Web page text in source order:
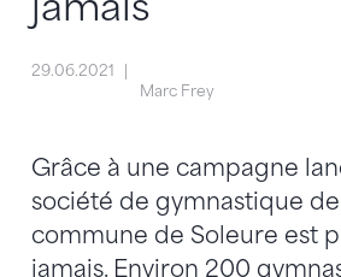
29.06.2021
Marc Frey
Grâce à une campagne
société de gymnastique
commune de Soleure est
jamais. Environ 200